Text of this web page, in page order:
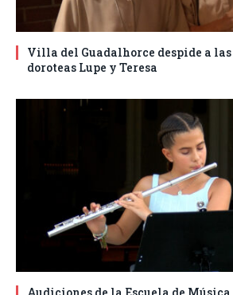
Villa del Guadalhorce despide a
doroteas Lupe y Teresa